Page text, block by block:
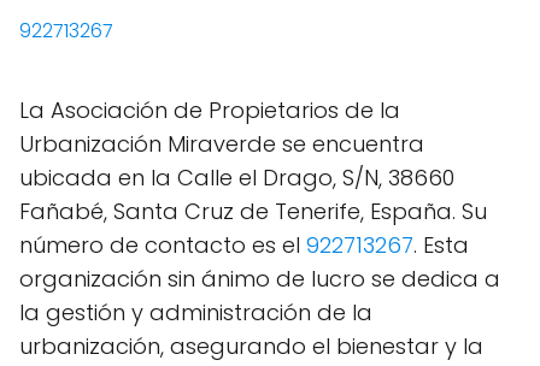
922713267
La Asociación de Propietarios de la
Urbanización Miraverde se encuentra
ubicada en la Calle el Drago, S/N, 38660
Fañabé, Santa Cruz de Tenerife, España. Su
número de contacto es el 922713267. Esta
organización sin ánimo de lucro se dedica a
la gestión y administración de la
urbanización, asegurando el bienestar y la